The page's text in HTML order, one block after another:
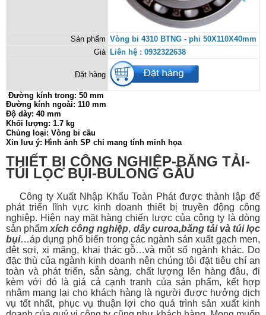
Sản phẩm Vòng bi 4310 BTNG - phi 50X110X40mm
Giá Liên hệ : 0932322638
Đặt hàng
Đường kính trong: 50 mm
Đường kính ngoài: 110 mm
Độ dày: 40 mm
Khối lượng: 1.7 kg
Chủng loại: Vòng bi cầu
Xin lưu ý: Hình ảnh SP chỉ mang tính minh họa
THIẾT BỊ CÔNG NGHIỆP-BĂNG TẢI-
TÚI LỌC BỤI-BULONG GẦU
Công ty Xuất Nhập Khẩu Toàn Phát được thành lập để
phát triển lĩnh vực kinh doanh thiết bị truyền động công
nghiệp. Hiện nay mặt hàng chiến lược của công ty là dòng
sản phẩm xích công nghiệp, dây curoa,băng tảivàtúi lọc
bụi…áp dụng phổ biến trong các ngành sản xuất gạch men,
dệt sợi, xi măng, khai thác gỗ…và một số ngành khác. Do
đặc thù của ngành kinh doanh nên chúng tôi đặt tiêu chí an
toàn và phát triển, sẵn sàng, chất lượng lên hàng đâu, đi
kèm với đó là giá cả cạnh tranh của sản phẩm, kết hợp
nhằm mang lại cho khách hàng là người được hưởng dịch
vụ tốt nhất, phục vụ thuận lợi cho quá trình sản xuất kinh